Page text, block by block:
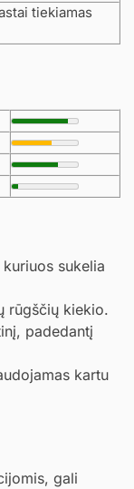
tiekiamas
sukelia
rūgščių kiekio.
padedantį
kartu
gali